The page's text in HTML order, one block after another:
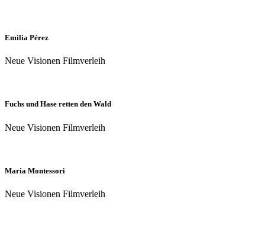
Emilia Pérez
Neue Visionen Filmverleih
Fuchs und Hase retten den Wald
Neue Visionen Filmverleih
Maria Montessori
Neue Visionen Filmverleih